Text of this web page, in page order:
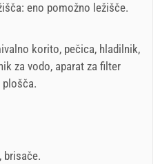
na potrditev
povpraševanje".
eno pomožno ležišče.
korito, pečica, hladilnik,
za vodo, aparat za filter
plošča.
, brisače.